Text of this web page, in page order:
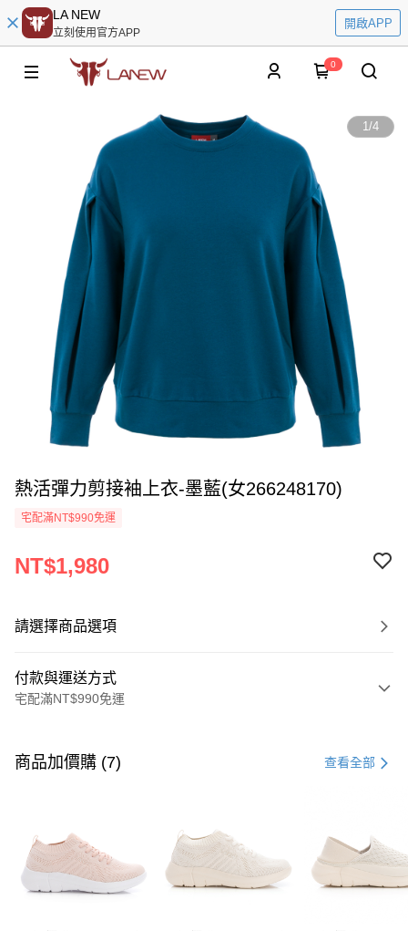
LA NEW
立刻使用官方APP
開啟APP
0
1/4
熱活彈力剪接袖上衣-墨藍(女266248170)
宅配滿NT$990免運
NT$1,980
請選擇商品選項
付款與運送方式
宅配滿NT$990免運
信用卡一次付款
悠遊付
Google Pay
商品加價購 (7) 查看全部